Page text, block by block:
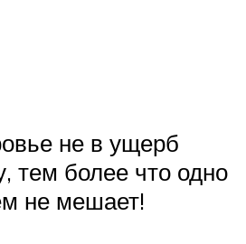
не в ущерб
тем более что одно
не мешает!